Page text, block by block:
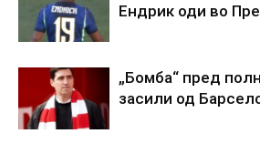
Ендрик оди во
„Бомба“ пред
засили од